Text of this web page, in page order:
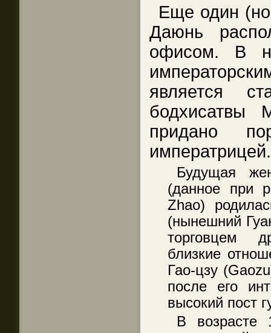
Еще один
Даюнь
офисом. В
является
бодхисатвы
придано
Будущая
(данное при
Zhao)
(нынешний
торговцем
близкие
Гао-цзу
после его
высокий пост
В